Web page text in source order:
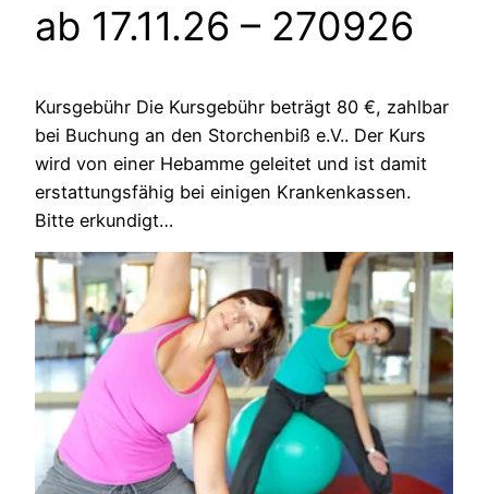
ab 17.11.26 – 270926
Kursgebühr Die Kursgebühr beträgt 80 €, zahlbar
bei Buchung an den Storchenbiß e.V.. Der Kurs
wird von einer Hebamme geleitet und ist damit
erstattungsfähig bei einigen Krankenkassen.
Bitte erkundigt…